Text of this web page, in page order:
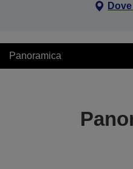
Panoramica